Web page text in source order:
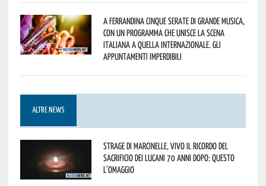
A Ferrandina cinque serate di grande musica,
con un programma che unisce la scena
italiana a quella internazionale. Gli
appuntamenti imperdibili
ALTRE NEWS
Strage di Marcinelle, vivo il ricordo del
sacrificio dei lucani 70 anni dopo: questo
l’omaggio